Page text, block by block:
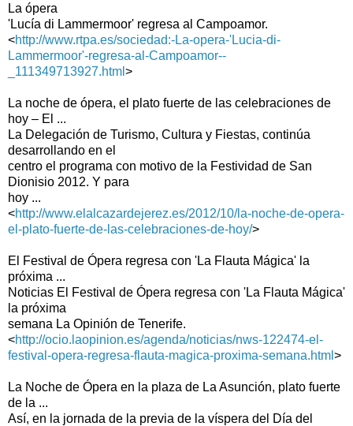
La ópera
'Lucía di Lammermoor' regresa al Campoamor.
<http://www.rtpa.es/sociedad:-La-opera-'Lucia-di-
Lammermoor'-regresa-al-Campoamor--
_111349713927.html >
La noche de ópera, el plato fuerte de las celebraciones de
hoy – El ...
La Delegación de Turismo, Cultura y Fiestas, continúa
desarrollando en el
centro el programa con motivo de la Festividad de San
Dionisio 2012. Y para
hoy ...
<http://www.elalcazardejerez.es/2012/10/la-noche-de-opera-
el-plato-fuerte-de-las-celebraciones-de-hoy/>
El Festival de Ópera regresa con 'La Flauta Mágica' la
próxima ...
Noticias El Festival de Ópera regresa con 'La Flauta Mágica'
la próxima
semana La Opinión de Tenerife.
<http://ocio.laopinion.es/agenda/noticias/nws-122474-el-
festival-opera-regresa-flauta-magica-proxima-semana.html >
La Noche de Ópera en la plaza de La Asunción, plato fuerte
de la ...
Así, en la jornada de la previa de la víspera del Día del